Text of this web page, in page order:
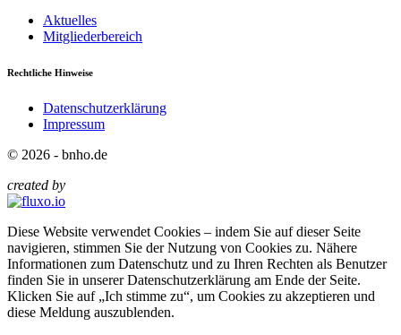
Aktuelles
Mitgliederbereich
Rechtliche Hinweise
Datenschutzerklärung
Impressum
© 2026 - bnho.de
created by
Diese Website verwendet Cookies – indem Sie auf dieser Seite
navigieren, stimmen Sie der Nutzung von Cookies zu. Nähere
Informationen zum Datenschutz und zu Ihren Rechten als Benutzer
finden Sie in unserer Datenschutzerklärung am Ende der Seite.
Klicken Sie auf „Ich stimme zu“, um Cookies zu akzeptieren und
diese Meldung auszublenden.